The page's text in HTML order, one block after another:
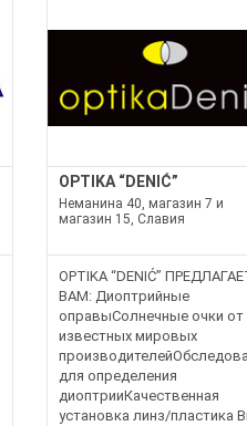
OPTIKA “DENIĆ”
Неманина 40, магазин 7 и
магазин 15, Славия
OPTIKA “DENIĆ”
ВАМ: Диоптрийные
оправыСолнечные очки от
известных мировых
для определения
диоптрииКачественная
установка линз/пластика